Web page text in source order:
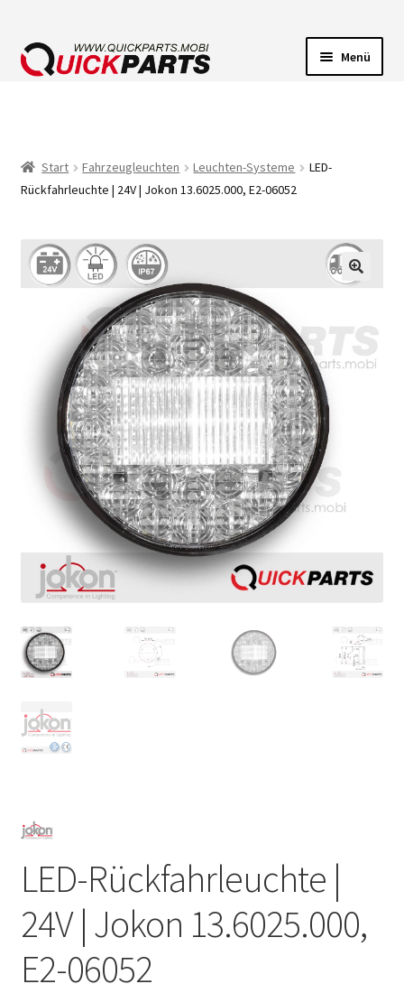
Menü
FÖRDERPUMPEN
HUPEN
Start Fahrzeugleuchten Leuchten-Systeme
LED-
Rückfahrleuchte | 24V | Jokon 13.6025.000, E2-06052
LED-Rückfahrleuchte |
24V | Jokon 13.6025.000,
E2-06052